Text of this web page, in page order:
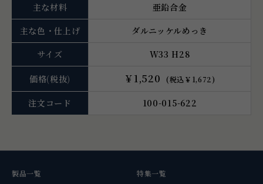
主な材料
亜鉛合金
主な色・仕上げ
ダルニッケルめっき
サイズ
W33 H28
価格(税抜) ￥1,520 (税込￥1,672)
注文コード 100-015-622
製品一覧 特集一覧